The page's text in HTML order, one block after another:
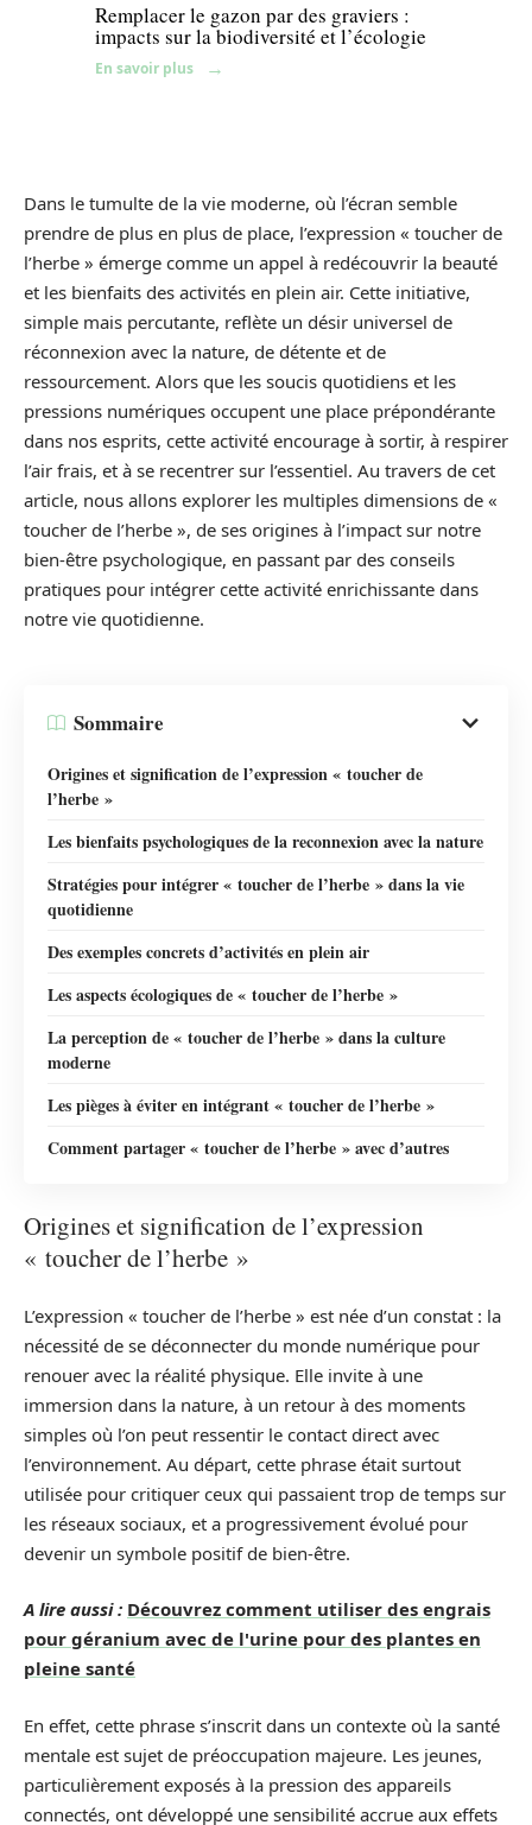
Remplacer le gazon par des graviers :
impacts sur la biodiversité et l’écologie
En savoir plus
Dans le tumulte de la vie moderne, où l’écran semble
prendre de plus en plus de place, l’expression « toucher de
l’herbe » émerge comme un appel à redécouvrir la beauté
et les bienfaits des activités en plein air. Cette initiative,
simple mais percutante, reflète un désir universel de
réconnexion avec la nature, de détente et de
ressourcement. Alors que les soucis quotidiens et les
pressions numériques occupent une place prépondérante
dans nos esprits, cette activité encourage à sortir, à respirer
l’air frais, et à se recentrer sur l’essentiel. Au travers de cet
article, nous allons explorer les multiples dimensions de «
toucher de l’herbe », de ses origines à l’impact sur notre
bien-être psychologique, en passant par des conseils
pratiques pour intégrer cette activité enrichissante dans
notre vie quotidienne.
Sommaire
Origines et signification de l’expression « toucher de
l’herbe »
Les bienfaits psychologiques de la reconnexion avec la nature
Stratégies pour intégrer « toucher de l’herbe » dans la vie
quotidienne
Des exemples concrets d’activités en plein air
Les aspects écologiques de « toucher de l’herbe »
La perception de « toucher de l’herbe » dans la culture
moderne
Les pièges à éviter en intégrant « toucher de l’herbe »
Comment partager « toucher de l’herbe » avec d’autres
Origines et signification de l’expression
« toucher de l’herbe »
L’expression « toucher de l’herbe » est née d’un constat : la
nécessité de se déconnecter du monde numérique pour
renouer avec la réalité physique. Elle invite à une
immersion dans la nature, à un retour à des moments
simples où l’on peut ressentir le contact direct avec
l’environnement. Au départ, cette phrase était surtout
utilisée pour critiquer ceux qui passaient trop de temps sur
les réseaux sociaux, et a progressivement évolué pour
devenir un symbole positif de bien-être.
A lire aussi : Découvrez comment utiliser des engrais
pour géranium avec de l'urine pour des plantes en
pleine santé
En effet, cette phrase s’inscrit dans un contexte où la santé
mentale est sujet de préoccupation majeure. Les jeunes,
particulièrement exposés à la pression des appareils
connectés, ont développé une sensibilité accrue aux effets